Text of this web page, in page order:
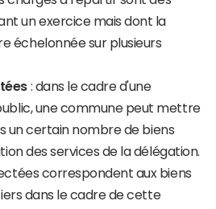
un exercice mais dont la
échelonnée sur plusieurs
: dans le cadre d'une
une commune peut mettre
un certain nombre de biens
des services de la délégation.
correspondent aux biens
dans le cadre de cette